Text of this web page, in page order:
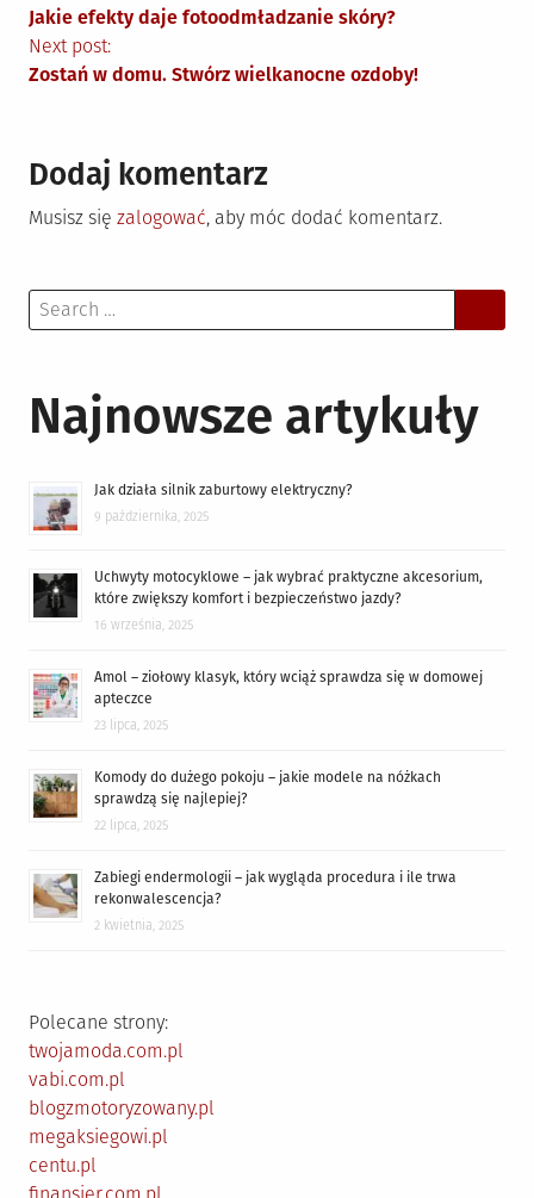
wpisu
Jakie efekty daje fotoodmładzanie skóry?
Next post:
Zostań w domu. Stwórz wielkanocne ozdoby!
Dodaj komentarz
Musisz się zalogować, aby móc dodać komentarz.
Search
for:
Najnowsze artykuły
Jak działa silnik zaburtowy elektryczny?
9 października, 2025
Uchwyty motocyklowe – jak wybrać praktyczne akcesorium,
które zwiększy komfort i bezpieczeństwo jazdy?
16 września, 2025
Amol – ziołowy klasyk, który wciąż sprawdza się w domowej
apteczce
23 lipca, 2025
Komody do dużego pokoju – jakie modele na nóżkach
sprawdzą się najlepiej?
22 lipca, 2025
Zabiegi endermologii – jak wygląda procedura i ile trwa
rekonwalescencja?
2 kwietnia, 2025
Polecane strony:
twojamoda.com.pl
vabi.com.pl
blogzmotoryzowany.pl
megaksiegowi.pl
centu.pl